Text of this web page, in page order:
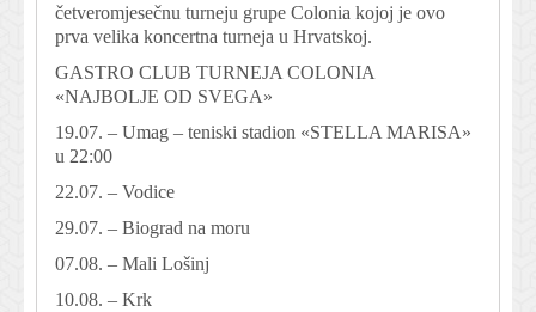
četveromjesečnu turneju grupe Colonia kojoj je ovo
prva velika koncertna turneja u Hrvatskoj.
GASTRO CLUB TURNEJA COLONIA
«NAJBOLJE OD SVEGA»
19.07. – Umag – teniski stadion «STELLA MARISA»
u 22:00
22.07. – Vodice
29.07. – Biograd na moru
07.08. – Mali Lošinj
10.08. – Krk